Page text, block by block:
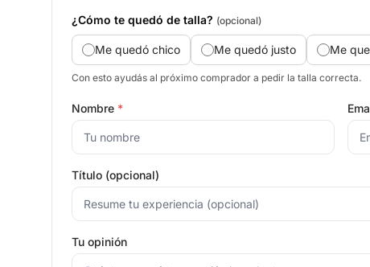
¿Cómo te quedó de talla? (opcional)
Me quedó chico Me quedó justo Me
Con esto ayudás al próximo comprador a pedir la talla correcta.
Nombre *
Título (opcional)
Tu opinión